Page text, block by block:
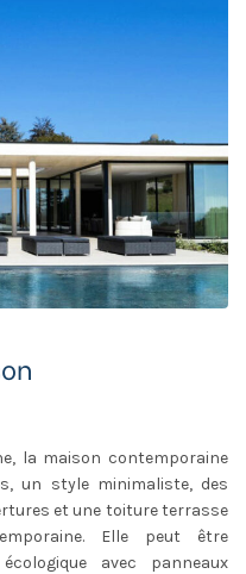
la maison contemporaine
un style minimaliste, des
et une toiture terrasse
Elle peut être
avec panneaux